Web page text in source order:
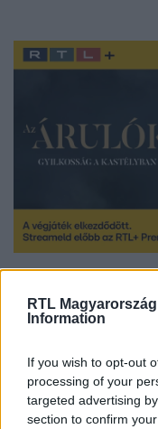
RTL
Information
If you wish to opt-out
processing of your
targeted advertising
section to confirm
RTL+ felületén!
Itt állítsd be,
legyen a